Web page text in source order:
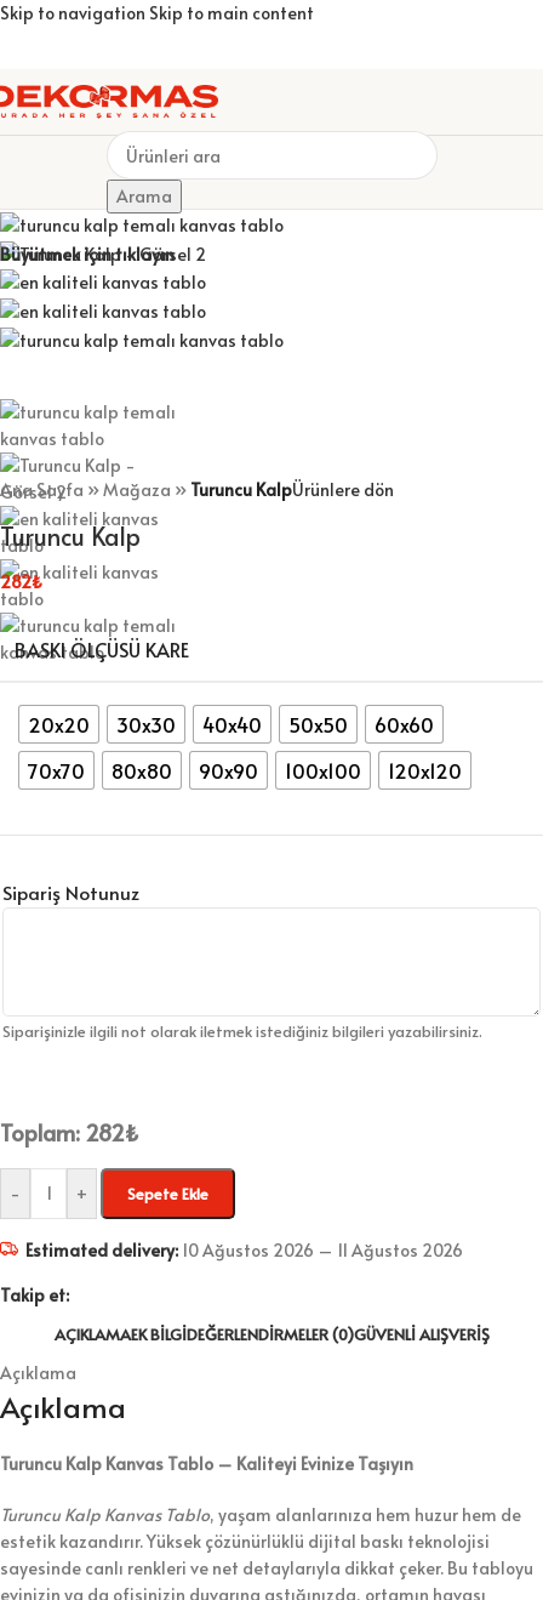
Skip to navigation Skip to main content
Arama
Büyütmek için tıklayın
Ana Sayfa »Mağaza » Turuncu KalpÜrünlere dön
Turuncu Kalp
282₺
BASKI ÖLÇÜSÜ KARE
20x20 30x30 40x40 50x50
60x60
70x70
80x80 90x90 100x100 120x120
Sipariş Notunuz
Siparişinizle ilgili not olarak iletmek istediğiniz bilgileri yazabilirsiniz.
Toplam: 282₺
- + Sepete Ekle
Estimated delivery: 10 Ağustos 2026 – 11 Ağustos 2026
Takip et:
AÇIKLAMAEK BILGIDEĞERLENDIRMELER (0)GÜVENLI ALIŞVERIŞ
Açıklama
Açıklama
Turuncu Kalp Kanvas Tablo – Kaliteyi Evinize Taşıyın
Turuncu Kalp Kanvas Tablo, yaşam alanlarınıza hem huzur hem de
estetik kazandırır. Yüksek çözünürlüklü dijital baskı teknolojisi
sayesinde canlı renkleri ve net detaylarıyla dikkat çeker. Bu tabloyu
evinizin ya da ofisinizin duvarına astığınızda, ortamın havası